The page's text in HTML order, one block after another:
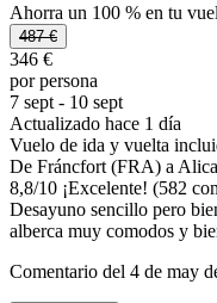
Ahorra un 100 % en tu
487 €
346 €
por persona
7 sept - 10 sept
Actualizado hace 1 día
Vuelo de ida y vuelta
De Fráncfort (FRA) a
8,8/10 ¡Excelente! (582
Desayuno sencillo pero
alberca muy comodos y
Comentario del 4 de may